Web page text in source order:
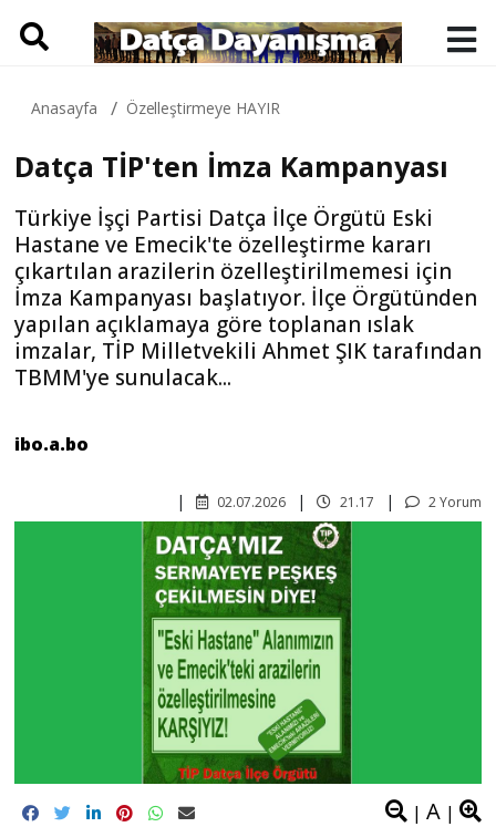
Anasayfa Özelleştirmeye HAYIR
Datça TİP'ten İmza Kampanyası
Türkiye İşçi Partisi Datça İlçe Örgütü Eski
Hastane ve Emecik'te özelleştirme kararı
çıkartılan arazilerin özelleştirilmemesi için
İmza Kampanyası başlatıyor. İlçe Örgütünden
yapılan açıklamaya göre toplanan ıslak
imzalar, TİP Milletvekili Ahmet ŞIK tarafından
TBMM'ye sunulacak...
ibo.a.bo
2 Yorum
21.17
02.07.2026
| A |